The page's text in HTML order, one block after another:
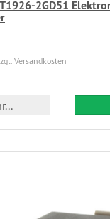
2GD51
Versandkosten